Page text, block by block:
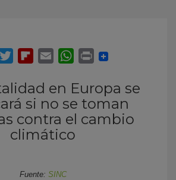
en Europa se
si no se toman
contra el cambio
climático
Fuente: SINC